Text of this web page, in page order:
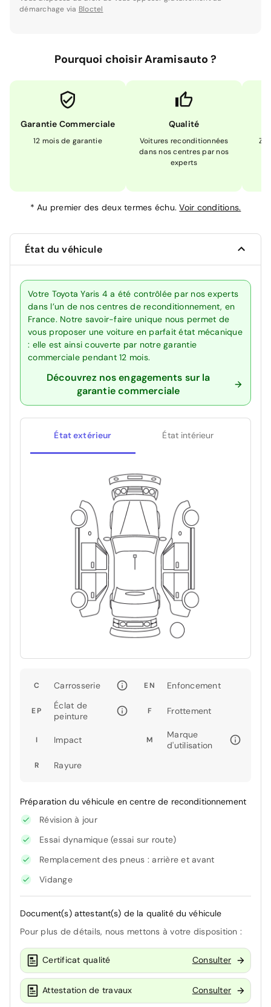
démarchage via Bloctel
Pourquoi choisir Aramisauto ?
Garantie Commerciale
12 mois de garantie
Qualité
Voitures reconditionnées
dans nos centres par nos
experts
*Au premier des deux termes échu.Voir conditions.
État du véhicule
Votre Toyota Yaris 4 a été contrôlée par nos experts
dans l’un de nos centres de reconditionnement, en
France. Notre savoir-faire unique nous permet de
vous proposer une voiture en parfait état mécanique
: elle est ainsi couverte par notre garantie
commerciale pendant 12 mois.
Découvrez nos engagements sur la
garantie commerciale
État extérieur État intérieur
C Carrosserie EN Enfoncement
EP
Éclat de
peinture
F Frottement
I Impact M
Marque
d'utilisation
R Rayure
Préparation du véhicule en centre de reconditionnement
Révision à jour
Essai dynamique (essai sur route)
Remplacement des pneus : arrière et avant
Vidange
Document(s) attestant(s) de la qualité du véhicule
Pour plus de détails, nous mettons à votre disposition :
Certificat qualité Consulter
Attestation de travaux Consulter